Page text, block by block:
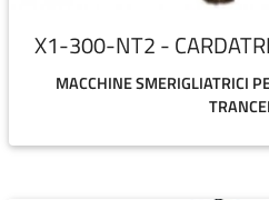
X1-300-NT2 -
MACCHINE SMERIGLIATRICI